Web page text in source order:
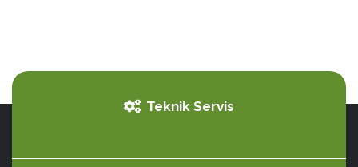
Teknik Servis